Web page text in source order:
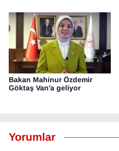
Bakan Mahinur Özdemir
Göktaş Van'a geliyor
Yorumlar